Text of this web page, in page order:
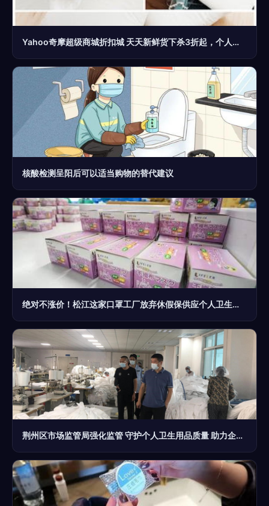
Yahoo奇摩超级商城折扣城 天天新鲜货下杀3折起，个人卫生用品全面省钱攻略
核酸检测呈阳后可以适当购物的替代建议
绝对不涨价！松江这家口罩工厂放弃休假保供应个人卫生用品
荆州区市场监管局强化监管 守护个人卫生用品质量 助力企业复工复产